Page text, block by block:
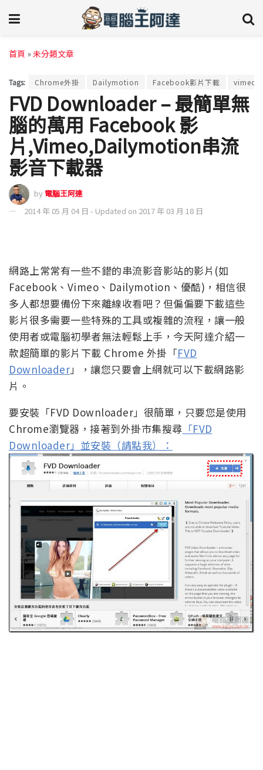
首頁 »未分類文章
Tags: Chrome外掛 Dailymotion Facebook影片下載 vimeo
FVD Downloader – 最簡單無
腦的萬用 Facebook 影
片,Vimeo,Dailymotion串流
影音下載器
by 電腦王阿達
2014 年 05 月 04 日 - Updated on 2017 年 03 月 18 日
網路上常常有一些不錯的串流影音影站的影片(如
Facebook、Vimeo、Dailymotion、優酷)，相信很
多人都想要備份下來離線收看吧？但偏偏要下載這些
影片很多需要一些特殊的工具或複雜的流程，讓一般
使用者或電腦初學者無法輕鬆上手，今天阿達介紹一
款超簡單的影片下載 Chrome 外掛「FVD
Downloader」，讓您只要會上網就可以下載網路影
片。
要安裝「FVD Downloader」很簡單，只要您是使用
Chrome瀏覽器，接著到外掛市集搜尋 「FVD
Downloader」並安裝（請點我）：